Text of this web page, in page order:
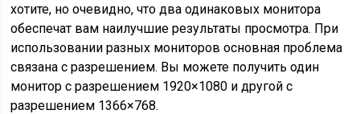
хотите, но очевидно, что два одинаковых монитора
обеспечат вам наилучшие результаты просмотра. При
использовании разных мониторов основная проблема
связана с разрешением. Вы можете получить один
монитор с разрешением 1920×1080 и другой с
разрешением 1366×768.